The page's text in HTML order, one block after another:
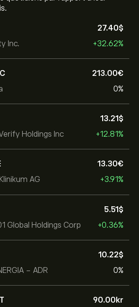
Inc.
27.40‎$‎
+32.62%
213.00‎€‎
0%
Holdings Inc
13.21‎$‎
+12.81%
AG
13.30‎€‎
+3.91%
Global Holdings Corp
5.51‎$‎
+0.36%
- ADR
10.22‎$‎
0%
90.00‎kr‎